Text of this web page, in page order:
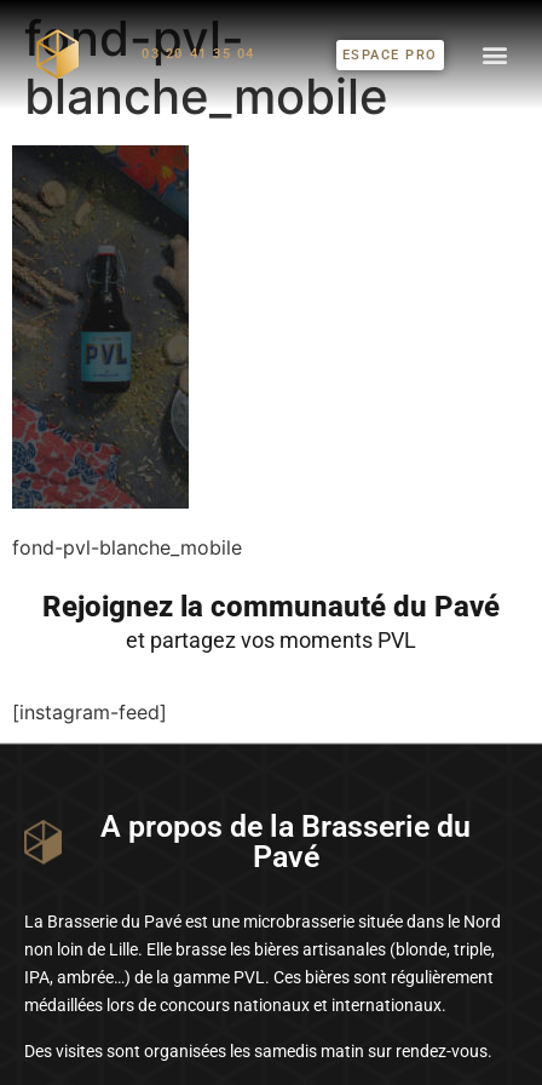
03 20 41 35 04 ESPACE PRO
fond-pvl-
blanche_mobile
fond-pvl-blanche_mobile
Rejoignez la communauté du Pavé
et partagez vos moments PVL
[instagram-feed]
A propos de la Brasserie du
Pavé
La Brasserie du Pavé est une microbrasserie située dans le Nord
non loin de Lille. Elle brasse les bières artisanales (blonde, triple,
IPA, ambrée…) de la gamme PVL. Ces bières sont régulièrement
médaillées lors de concours nationaux et internationaux.
Des visites sont organisées les samedis matin sur rendez-vous.